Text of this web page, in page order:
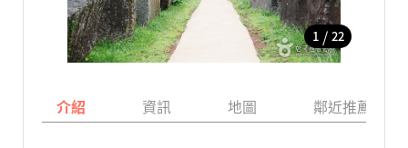
1 / 22
介紹 資訊 地圖 鄰近推薦景點